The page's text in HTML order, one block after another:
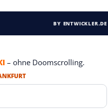
BY ENTWICKLER.DE
– ohne Doomscrolling.